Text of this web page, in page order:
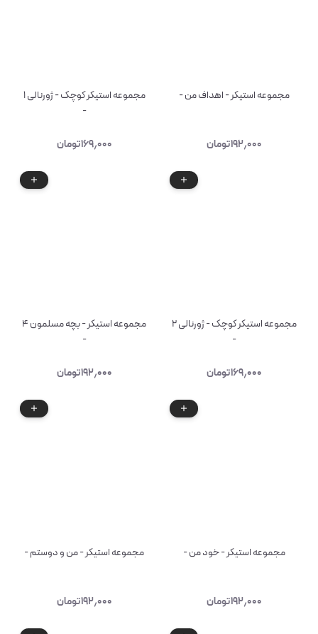
مجموعه استیکر - اهداف من -
۱۹۲٫۰۰۰تومان
مجموعه استیکر کوچک - ژورنالی ۱
-
۱۶۹٫۰۰۰تومان
مجموعه استیکر کوچک - ژورنالی ۲
-
۱۶۹٫۰۰۰تومان
مجموعه استیکر - بچه مسلمون ۴
-
۱۹۲٫۰۰۰تومان
مجموعه استیکر - خود من -
۱۹۲٫۰۰۰تومان
مجموعه استیکر - من و دوستم -
۱۹۲٫۰۰۰تومان